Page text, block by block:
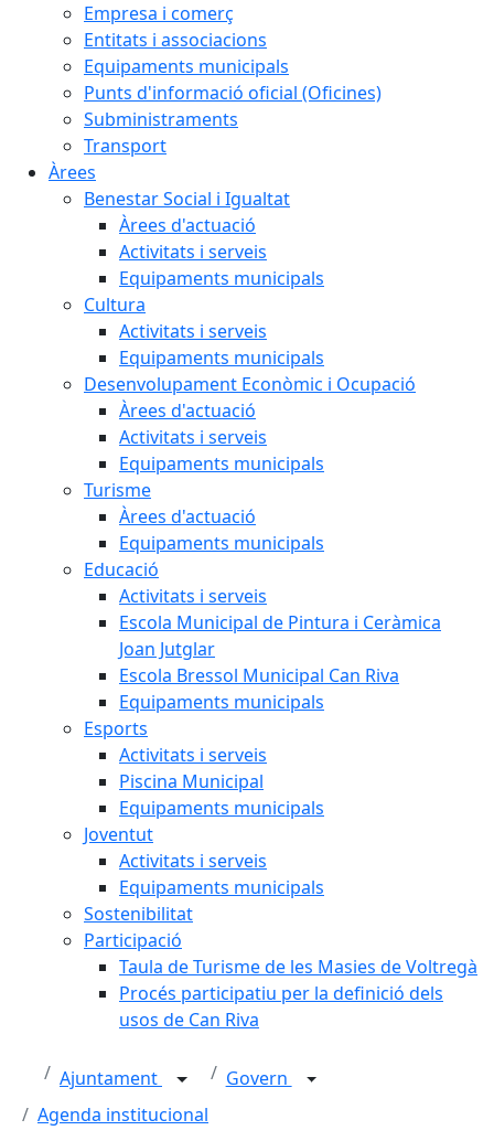
Empresa i comerç
Entitats i associacions
Equipaments municipals
Punts d'informació oficial (Oficines)
Subministraments
Transport
Àrees
Benestar Social i Igualtat
Àrees d'actuació
Activitats i serveis
Equipaments municipals
Cultura
Activitats i serveis
Equipaments municipals
Desenvolupament Econòmic i Ocupació
Àrees d'actuació
Activitats i serveis
Equipaments municipals
Turisme
Àrees d'actuació
Equipaments municipals
Educació
Activitats i serveis
Escola Municipal de Pintura i Ceràmica
Joan Jutglar
Escola Bressol Municipal Can Riva
Equipaments municipals
Esports
Activitats i serveis
Piscina Municipal
Equipaments municipals
Joventut
Activitats i serveis
Equipaments municipals
Sostenibilitat
Participació
Taula de Turisme de les Masies de Voltregà
Procés participatiu per la definició dels
usos de Can Riva
Ajuntament
Govern
Agenda institucional